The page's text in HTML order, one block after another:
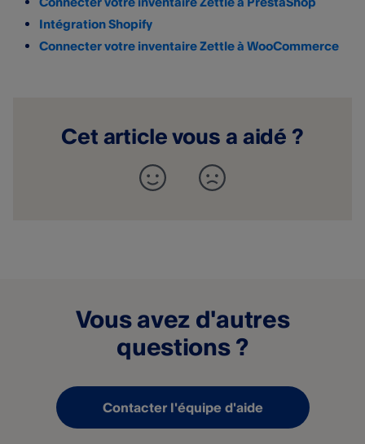
Intégration Shopify
Connecter votre inventaire Zettle à WooCommerce
Cet article vous a aidé ?
Vous avez d'autres
questions ?
Contacter l'équipe d'aide